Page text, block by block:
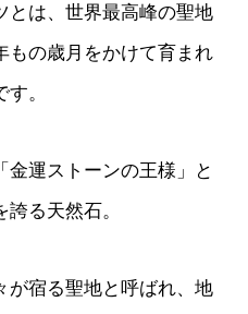
とは、世界最高峰の聖地
もの歳月をかけて育まれ
。
金運ストーンの王様」と
る天然石。
が宿る聖地と呼ばれ、地